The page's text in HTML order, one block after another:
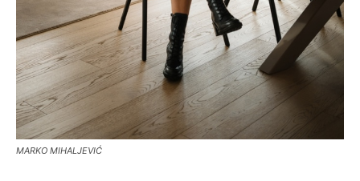
MARKO MIHALJEVIĆ